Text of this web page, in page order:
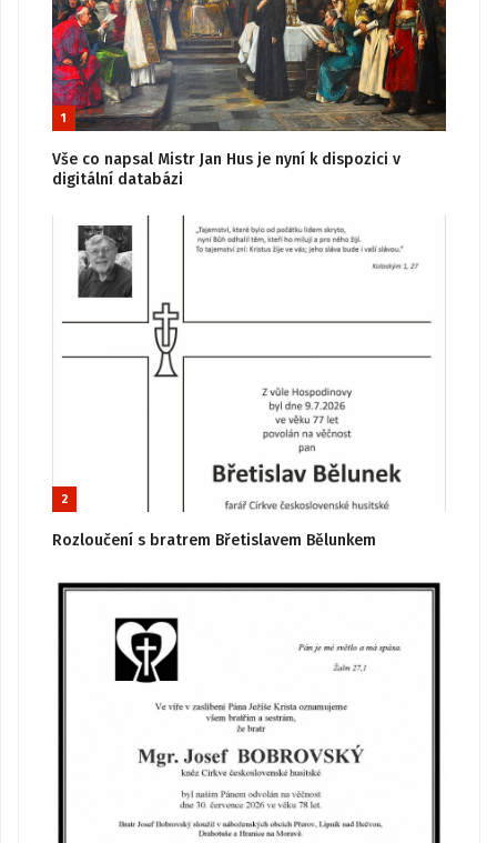
1
Vše co napsal Mistr Jan Hus je nyní k dispozici v
digitální databázi
2
Rozloučení s bratrem Břetislavem Bělunkem